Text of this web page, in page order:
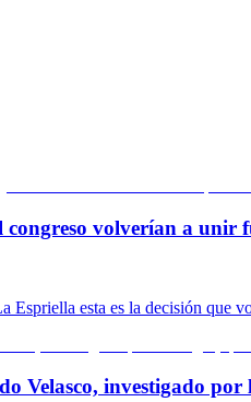
volverían a unir
Espriella esta es la decisión que
Velasco, investigado